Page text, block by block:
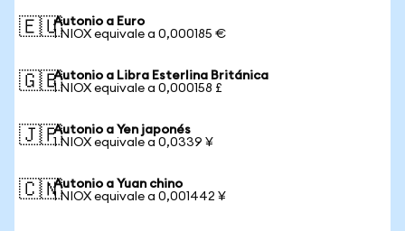
🇪🇺Autonio a Euro
1 NIOX equivale a 0,000185 €
🇬🇧Autonio a Libra Esterlina Británica
1 NIOX equivale a 0,000158 £
🇯🇵Autonio a Yen japonés
1 NIOX equivale a 0,0339 ¥
🇨🇳Autonio a Yuan chino
1 NIOX equivale a 0,001442 ¥